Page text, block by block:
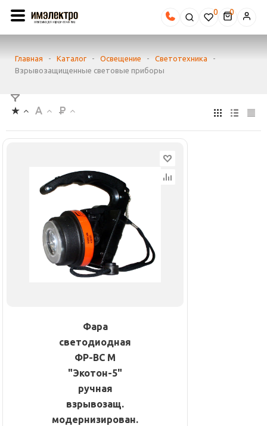
0
Главная - Каталог - Освещение - Светотехника
-
Взрывозащищенные световые приборы
Фара
светодиодная
ФР-ВС М
"Экотон-5"
ручная
взрывозащ.
модернизирован.